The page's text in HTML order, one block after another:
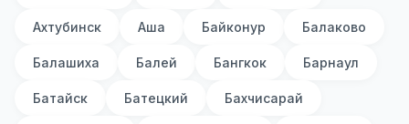
Ахтубинск Аша Байконур Балаково
Балашиха Балей Бангкок Барнаул
Батайск Батецкий Бахчисарай